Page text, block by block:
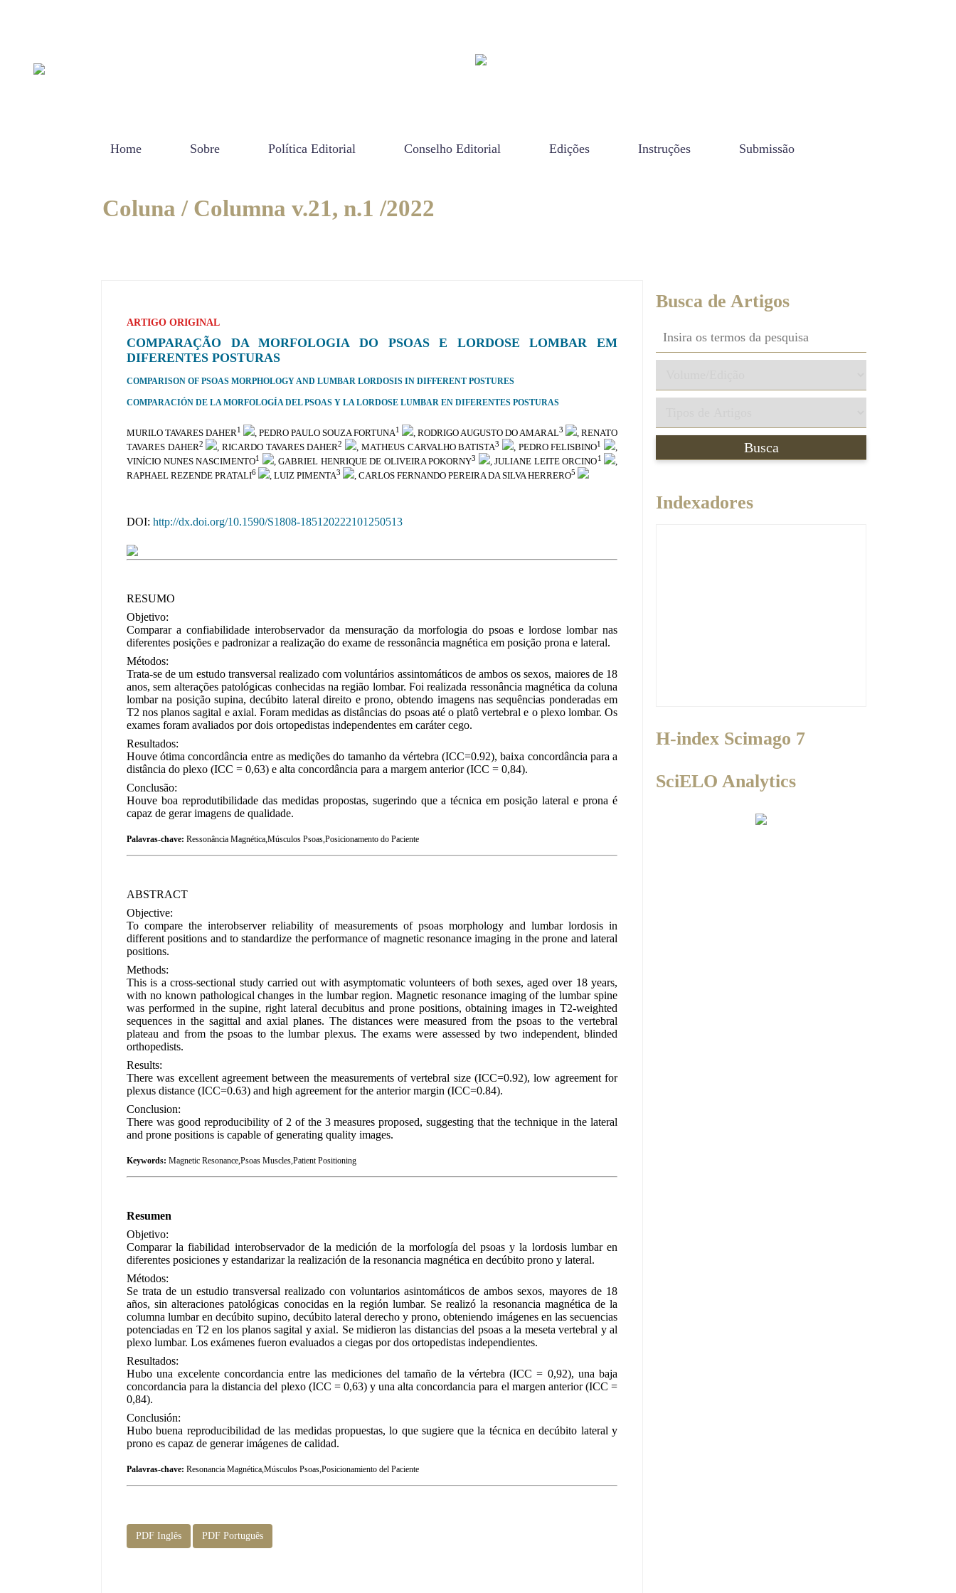
Home Sobre Política Editorial Conselho Editorial Edições Instruções Submissão
Coluna / Columna v.21, n.1 /2022
ARTIGO ORIGINAL
COMPARAÇÃO DA MORFOLOGIA DO PSOAS E LORDOSE LOMBAR EM
DIFERENTES POSTURAS
COMPARISON OF PSOAS MORPHOLOGY AND LUMBAR LORDOSIS IN DIFFERENT POSTURES
COMPARACIÓN DE LA MORFOLOGÍA DEL PSOAS Y LA LORDOSE LUMBAR EN DIFERENTES POSTURAS
MURILO TAVARES DAHER1 , PEDRO PAULO SOUZA FORTUNA1 , RODRIGO AUGUSTO DO AMARAL3
, RENATO
TAVARES DAHER2 , RICARDO TAVARES DAHER2 , MATHEUS CARVALHO BATISTA3 , PEDRO FELISBINO1
,
VINÍCIO NUNES NASCIMENTO1 , GABRIEL HENRIQUE DE OLIVEIRA POKORNY3 , JULIANE LEITE ORCINO1
,
RAPHAEL REZENDE PRATALI6 , LUIZ PIMENTA3 , CARLOS FERNANDO PEREIRA DA SILVA HERRERO5
DOI: http://dx.doi.org/10.1590/S1808-185120222101250513
RESUMO
Objetivo:
Comparar a confiabilidade interobservador da mensuração da morfologia do psoas e lordose lombar nas
diferentes posições e padronizar a realização do exame de ressonância magnética em posição prona e lateral.
Métodos:
Trata-se de um estudo transversal realizado com voluntários assintomáticos de ambos os sexos, maiores de 18
anos, sem alterações patológicas conhecidas na região lombar. Foi realizada ressonância magnética da coluna
lombar na posição supina, decúbito lateral direito e prono, obtendo imagens nas sequências ponderadas em
T2 nos planos sagital e axial. Foram medidas as distâncias do psoas até o platô vertebral e o plexo lombar. Os
exames foram avaliados por dois ortopedistas independentes em caráter cego.
Resultados:
Houve ótima concordância entre as medições do tamanho da vértebra (ICC=0.92), baixa concordância para a
distância do plexo (ICC = 0,63) e alta concordância para a margem anterior (ICC = 0,84).
Conclusão:
Houve boa reprodutibilidade das medidas propostas, sugerindo que a técnica em posição lateral e prona é
capaz de gerar imagens de qualidade.
Palavras-chave: Ressonância Magnética,Músculos Psoas,Posicionamento do Paciente
ABSTRACT
Objective:
To compare the interobserver reliability of measurements of psoas morphology and lumbar lordosis in
different positions and to standardize the performance of magnetic resonance imaging in the prone and lateral
positions.
Methods:
This is a cross-sectional study carried out with asymptomatic volunteers of both sexes, aged over 18 years,
with no known pathological changes in the lumbar region. Magnetic resonance imaging of the lumbar spine
was performed in the supine, right lateral decubitus and prone positions, obtaining images in T2-weighted
sequences in the sagittal and axial planes. The distances were measured from the psoas to the vertebral
plateau and from the psoas to the lumbar plexus. The exams were assessed by two independent, blinded
orthopedists.
Results:
There was excellent agreement between the measurements of vertebral size (ICC=0.92), low agreement for
plexus distance (ICC=0.63) and high agreement for the anterior margin (ICC=0.84).
Conclusion:
There was good reproducibility of 2 of the 3 measures proposed, suggesting that the technique in the lateral
and prone positions is capable of generating quality images.
Keywords: Magnetic Resonance,Psoas Muscles,Patient Positioning
Resumen
Objetivo:
Comparar la fiabilidad interobservador de la medición de la morfología del psoas y la lordosis lumbar en
diferentes posiciones y estandarizar la realización de la resonancia magnética en decúbito prono y lateral.
Métodos:
Se trata de un estudio transversal realizado con voluntarios asintomáticos de ambos sexos, mayores de 18
años, sin alteraciones patológicas conocidas en la región lumbar. Se realizó la resonancia magnética de la
columna lumbar en decúbito supino, decúbito lateral derecho y prono, obteniendo imágenes en las secuencias
potenciadas en T2 en los planos sagital y axial. Se midieron las distancias del psoas a la meseta vertebral y al
plexo lumbar. Los exámenes fueron evaluados a ciegas por dos ortopedistas independientes.
Resultados:
Hubo una excelente concordancia entre las mediciones del tamaño de la vértebra (ICC = 0,92), una baja
concordancia para la distancia del plexo (ICC = 0,63) y una alta concordancia para el margen anterior (ICC =
0,84).
Conclusión:
Hubo buena reproducibilidad de las medidas propuestas, lo que sugiere que la técnica en decúbito lateral y
prono es capaz de generar imágenes de calidad.
Palavras-chave: Resonancia Magnética,Músculos Psoas,Posicionamiento del Paciente
PDF Inglês PDF Português
Busca de Artigos
Indexadores
H-index Scimago 7
SciELO Analytics